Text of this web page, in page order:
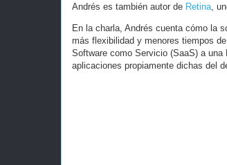
Andrés es también autor de Retina,
En la charla, Andrés cuenta cómo la
más flexibilidad y menores tiempos
Software como Servicio (SaaS) a
aplicaciones propiamente dichas del